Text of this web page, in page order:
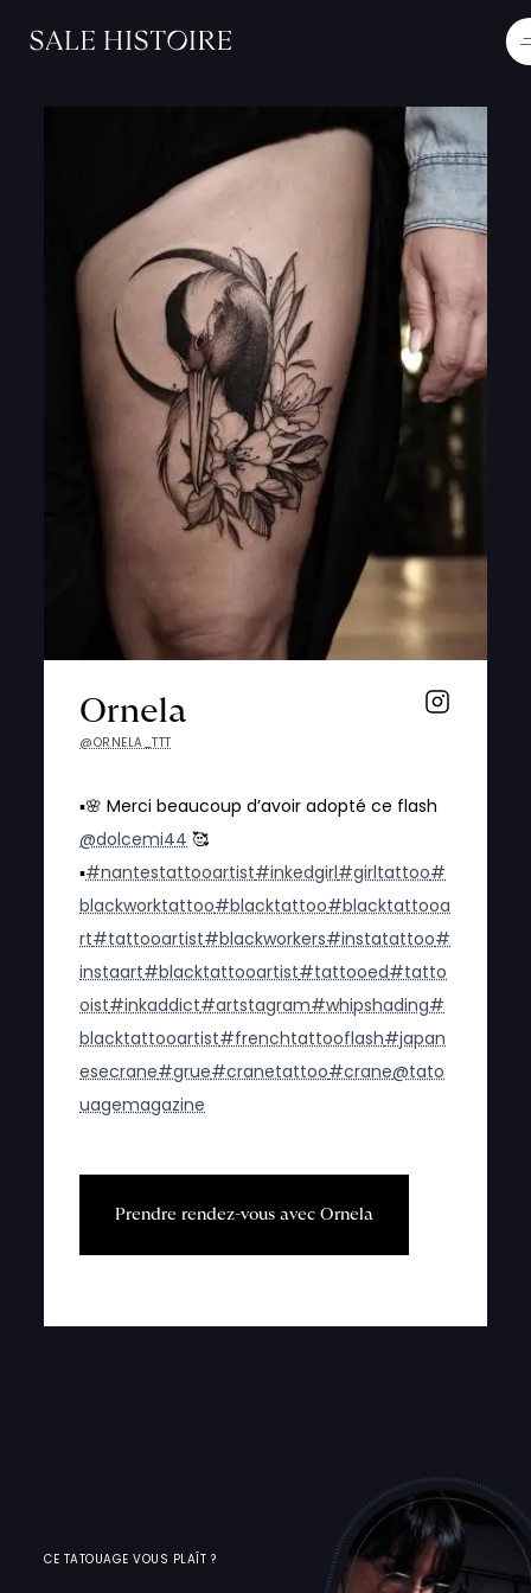
Ornela
@ORNELA_TTT
▪️🌸 Merci beaucoup d’avoir adopté ce flash
@dolcemi44 🥰
▪️#nantestattooartist#inkedgirl#girltattoo#
blackworktattoo#blacktattoo#blacktattooa
rt#tattooartist#blackworkers#instatattoo#
instaart#blacktattooartist#tattooed#tatto
oist#inkaddict#artstagram#whipshading#
blacktattooartist#frenchtattooflash#japan
esecrane#grue#cranetattoo#crane@tato
uagemagazine
Prendre rendez-vous avec Ornela
CE TATOUAGE VOUS PLAÎT ?